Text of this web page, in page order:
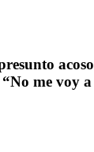
“No me voy